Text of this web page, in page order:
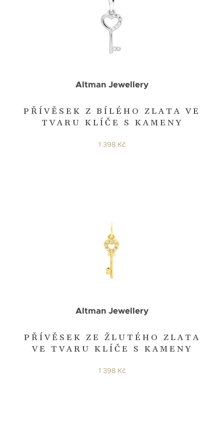
PŘÍVĚSEK Z BÍLÉHO ZLATA VE
TVARU KLÍČE S KAMENY
Altman Jewellery
1 398 Kč
PŘÍVĚSEK ZE ŽLUTÉHO ZLATA
VE TVARU KLÍČE S KAMENY
Altman Jewellery
1 398 Kč